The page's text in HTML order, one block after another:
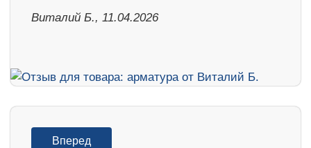
Виталий Б., 11.04.2026
Вперед